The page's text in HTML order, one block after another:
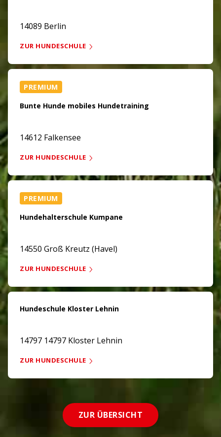
14089 Berlin
ZUR HUNDESCHULE
PREMIUM
Bunte Hunde mobiles Hundetraining
14612 Falkensee
ZUR HUNDESCHULE
PREMIUM
Hundehalterschule Kumpane
14550 Groß Kreutz (Havel)
ZUR HUNDESCHULE
Hundeschule Kloster Lehnin
14797 14797 Kloster Lehnin
ZUR HUNDESCHULE
ZUR ÜBERSICHT